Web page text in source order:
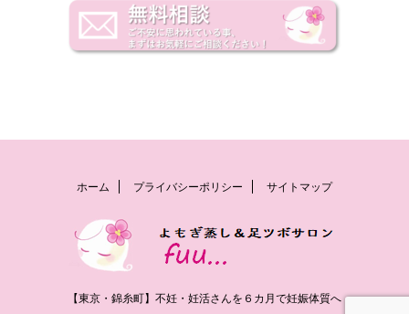
ホーム プライバシーポリシー サイトマップ
【東京・錦糸町】不妊・妊活さんを６カ月で妊娠体質へ